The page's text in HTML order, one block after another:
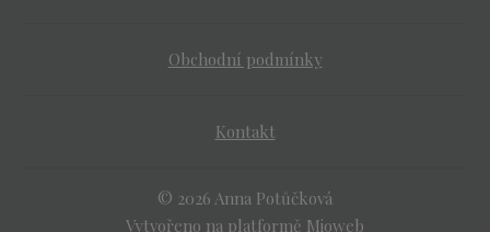
Obchodní podmínky
Kontakt
© 2026 Anna Potůčková
Vytvořeno na platformě Mioweb